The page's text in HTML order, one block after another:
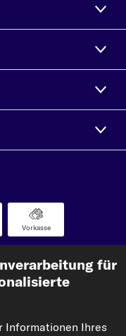
Vorkasse
für
Informationen Ihres